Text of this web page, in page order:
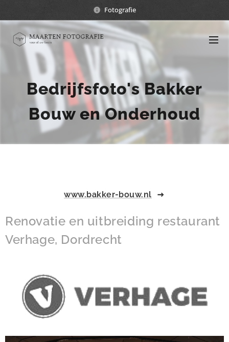
Fotografie
Bedrijfsfoto's Bakker
Bouw en Onderhoud
www.bakker-bouw.nl
Renovatie en uitbreiding restaurant
Verhage, Dordrecht